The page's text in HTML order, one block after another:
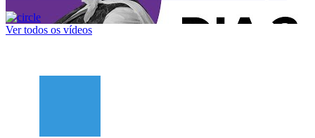
Ver todos os vídeos